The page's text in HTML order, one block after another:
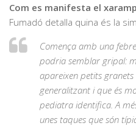
Com es manifesta el
Fumadó detalla quina és la
Comença amb una
podria semblar gripal:
apareixen petits
generalitzant i que és
pediatra identifica. A
unes taques que són